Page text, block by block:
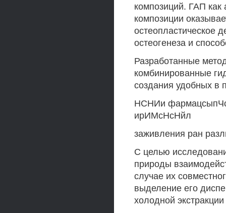
композиций. ГАП как
композиции
остеопластическое
остеогенеза и
Разработанные
комбинированные
создания удобных в
НСНИи
ирИМсНсНйл
заживления ран
С целью
природы
случае их
выделение его
холодной